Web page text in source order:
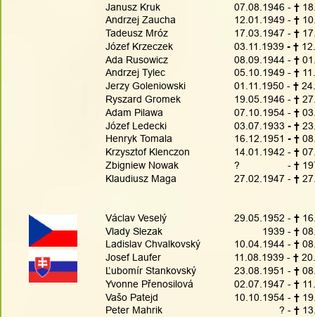
Janusz Kruk
Andrzej Zaucha
Tadeusz Mróz
Józef Krzeczek
Ada Rusowicz
Andrzej Tylec
Jerzy Goleniowski
Ryszard Gromek
Adam Pilawa
Józef Ledecki
Henryk Tomala
Krzysztof Klenczon
Zbigniew Nowak
Klaudiusz Maga
Václav Veselý
Vlady Slezak
Ladislav Chvalkovský
Josef Laufer
Ľubomír Stankovský
Yvonne Přenosilová
Vašo Patejd
Peter Mahrik
07.08.1946 - †
12.01.1949 - †
17.03.1947 - †
03.11.1939 - †
08.09.1944 - †
05.10.1949 - †
01.11.1950 - †
19.05.1946 - †
07.10.1954 - †
03.07.1933 - †
16.12.1951 - †
14.01.1942 - †
?                 - †
27.02.1947 - †
29.05.1952 - †
          1939 -
†
10.04.1944 - †
11.08.1939 - †
23.08.1951 - †
02.07.1947 - †
10.10.1954 - †
                ? -
†